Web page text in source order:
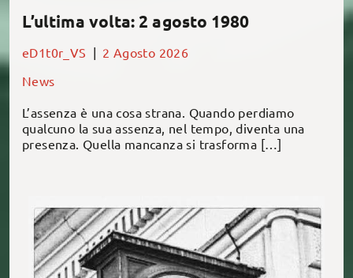
L’ultima volta: 2 agosto 1980
eD1t0r_VS | 2 Agosto 2026
News
L’assenza è una cosa strana. Quando perdiamo
qualcuno la sua assenza, nel tempo, diventa una
presenza. Quella mancanza si trasforma […]